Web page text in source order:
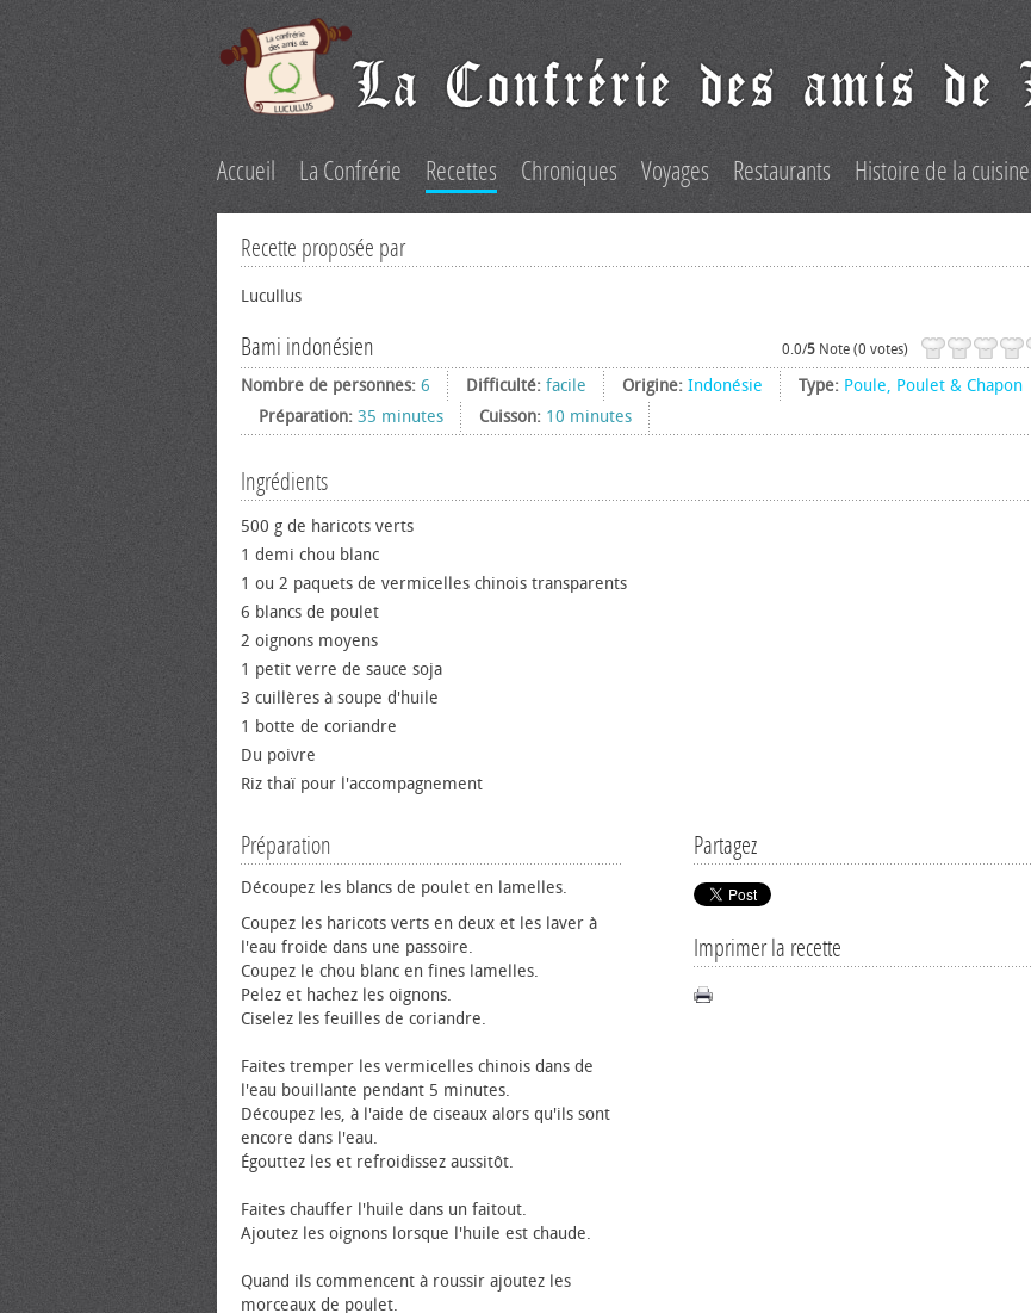
Accueil La Confrérie Recettes Chroniques Voyages Restaurants Histoire de la cuisine
Recette proposée par
Lucullus
Bami indonésien 0.0/5 Note (0 votes)
Nombre de personnes: 6 Difficulté: facile Origine: Indonésie Type: Poule, Poulet & Chapon
Préparation: 35 minutes Cuisson: 10 minutes
Ingrédients
500 g de haricots verts
1 demi chou blanc
1 ou 2 paquets de vermicelles chinois transparents
6 blancs de poulet
2 oignons moyens
1 petit verre de sauce soja
3 cuillères à soupe d'huile
1 botte de coriandre
Du poivre
Riz thaï pour l'accompagnement
Partagez
Imprimer la recette
Préparation
Découpez les blancs de poulet en lamelles.
Coupez les haricots verts en deux et les laver à
l'eau froide dans une passoire.
Coupez le chou blanc en fines lamelles.
Pelez et hachez les oignons.
Ciselez les feuilles de coriandre.
Faites tremper les vermicelles chinois dans de
l'eau bouillante pendant 5 minutes.
Découpez les, à l'aide de ciseaux alors qu'ils sont
encore dans l'eau.
Égouttez les et refroidissez aussitôt.
Faites chauffer l'huile dans un faitout.
Ajoutez les oignons lorsque l'huile est chaude.
Quand ils commencent à roussir ajoutez les
morceaux de poulet.